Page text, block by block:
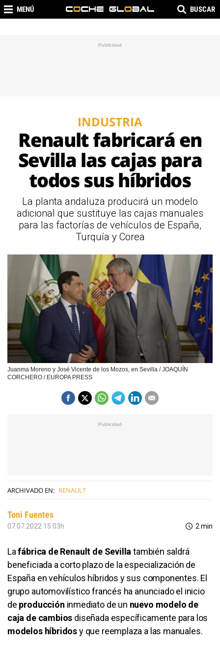
MENÚ BUSCAR
INDUSTRIA
Renault fabricará en
Sevilla las cajas para
todos sus híbridos
La planta andaluza producirá un modelo
adicional que sustituye las cajas manuales
para las factorías de vehículos de España,
Turquía y Corea
Juanma Moreno y José Vicente de los Mozos, en Sevilla / JOAQUÍN
CORCHERO / EUROPA PRESS
ARCHIVADO EN: RENAULT
Toni Fuentes
07.07.2022 15:03h 2 min
Lafábrica de Renault de Sevilla también saldrá
beneficiada a corto plazo de la especialización de
España en vehículos híbridos y sus componentes. El
grupo automovilístico francés ha anunciado el inicio
de producción inmediato de un nuevo modelo de
caja de cambios diseñada específicamente para los
modelos híbridosy que reemplaza a las manuales.